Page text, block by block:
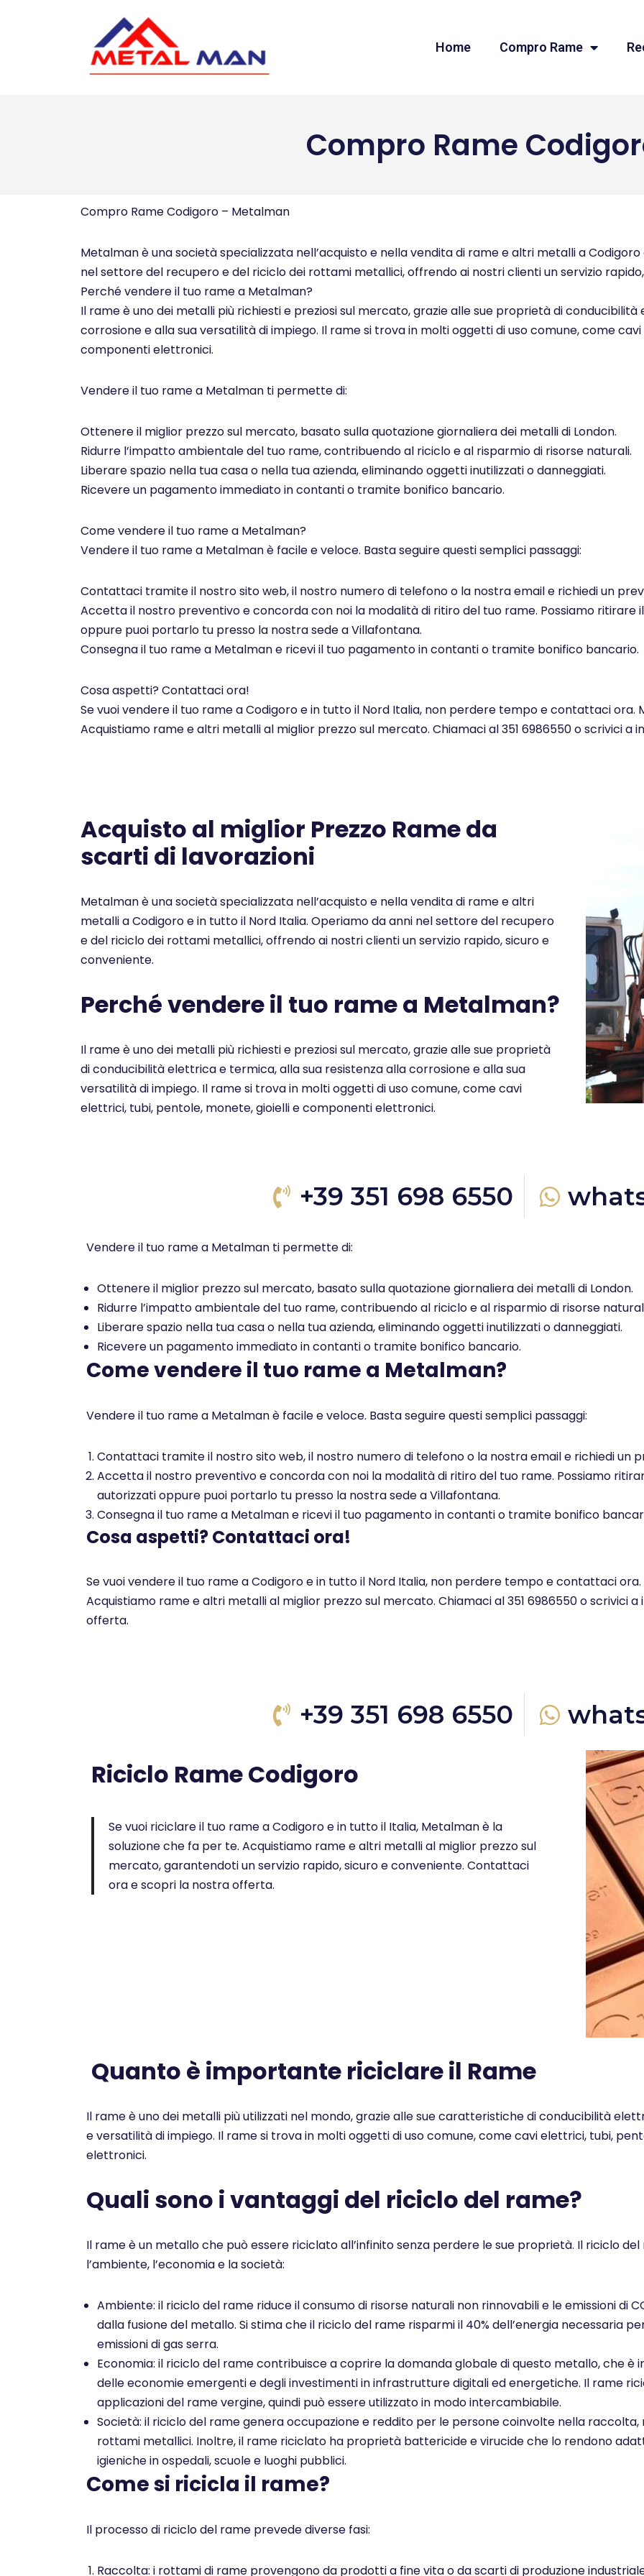
Home Compro Rame
Compro Rame
Compro Rame Codigoro – Metalman
Metalman è una società specializzata nell’acquisto e nella vendita di rame e altri metalli a
nel settore del recupero e del riciclo dei rottami metallici, offrendo ai nostri clienti un servizio
Perché vendere il tuo rame a Metalman?
Il rame è uno dei metalli più richiesti e preziosi sul mercato, grazie alle sue proprietà di
corrosione e alla sua versatilità di impiego. Il rame si trova in molti oggetti di uso comune, come
componenti elettronici.
Vendere il tuo rame a Metalman ti permette di:
Ottenere il miglior prezzo sul mercato, basato sulla quotazione giornaliera dei metalli di London.
Ridurre l’impatto ambientale del tuo rame, contribuendo al riciclo e al risparmio di risorse naturali.
Liberare spazio nella tua casa o nella tua azienda, eliminando oggetti inutilizzati o danneggiati.
Ricevere un pagamento immediato in contanti o tramite bonifico bancario.
Come vendere il tuo rame a Metalman?
Vendere il tuo rame a Metalman è facile e veloce. Basta seguire questi semplici passaggi:
Contattaci tramite il nostro sito web, il nostro numero di telefono o la nostra email e richiedi un
Accetta il nostro preventivo e concorda con noi la modalità di ritiro del tuo rame. Possiamo ritirare
oppure puoi portarlo tu presso la nostra sede a Villafontana.
Consegna il tuo rame a Metalman e ricevi il tuo pagamento in contanti o tramite bonifico bancario.
Cosa aspetti? Contattaci ora!
Se vuoi vendere il tuo rame a Codigoro e in tutto il Nord Italia, non perdere tempo e contattaci ora.
Acquistiamo rame e altri metalli al miglior prezzo sul mercato. Chiamaci al 351 6986550 o scrivici
Acquisto al miglior Prezzo Rame da
scarti di lavorazioni
Metalman è una società specializzata nell’acquisto e nella vendita di rame e altri
metalli a Codigoro e in tutto il Nord Italia. Operiamo da anni nel settore del recupero
e del riciclo dei rottami metallici, offrendo ai nostri clienti un servizio rapido, sicuro e
conveniente.
Perché vendere il tuo rame a Metalman?
Il rame è uno dei metalli più richiesti e preziosi sul mercato, grazie alle sue proprietà
di conducibilità elettrica e termica, alla sua resistenza alla corrosione e alla sua
versatilità di impiego. Il rame si trova in molti oggetti di uso comune, come cavi
elettrici, tubi, pentole, monete, gioielli e componenti elettronici.
+39 351 698 6550
Vendere il tuo rame a Metalman ti permette di:
Ottenere il miglior prezzo sul mercato, basato sulla quotazione giornaliera dei metalli di London.
Ridurre l’impatto ambientale del tuo rame, contribuendo al riciclo e al risparmio di risorse
Liberare spazio nella tua casa o nella tua azienda, eliminando oggetti inutilizzati o danneggiati.
Ricevere un pagamento immediato in contanti o tramite bonifico bancario.
Come vendere il tuo rame a Metalman?
Vendere il tuo rame a Metalman è facile e veloce. Basta seguire questi semplici passaggi:
Contattaci tramite il nostro sito web, il nostro numero di telefono o la nostra email e richiedi un
Accetta il nostro preventivo e concorda con noi la modalità di ritiro del tuo rame. Possiamo
autorizzati oppure puoi portarlo tu presso la nostra sede a Villafontana.
Consegna il tuo rame a Metalman e ricevi il tuo pagamento in contanti o tramite bonifico
Cosa aspetti? Contattaci ora!
Se vuoi vendere il tuo rame a Codigoro e in tutto il Nord Italia, non perdere tempo e contattaci
Acquistiamo rame e altri metalli al miglior prezzo sul mercato. Chiamaci al 351 6986550 o scrivici
offerta.
+39 351 698 6550
Riciclo Rame Codigoro
Se vuoi riciclare il tuo rame a Codigoro e in tutto il Italia, Metalman è la
soluzione che fa per te. Acquistiamo rame e altri metalli al miglior prezzo sul
mercato, garantendoti un servizio rapido, sicuro e conveniente. Contattaci
ora e scopri la nostra offerta.
Quanto è importante riciclare il Rame
Il rame è uno dei metalli più utilizzati nel mondo, grazie alle sue caratteristiche di conducibilità
e versatilità di impiego. Il rame si trova in molti oggetti di uso comune, come cavi elettrici, tubi,
elettronici.
Quali sono i vantaggi del riciclo del rame?
Il rame è un metallo che può essere riciclato all’infinito senza perdere le sue proprietà. Il riciclo
l’ambiente, l’economia e la società:
Ambiente: il riciclo del rame riduce il consumo di risorse naturali non rinnovabili e le emissioni di
dalla fusione del metallo. Si stima che il riciclo del rame risparmi il 40% dell’energia necessaria
emissioni di gas serra.
Economia: il riciclo del rame contribuisce a coprire la domanda globale di questo metallo, che
delle economie emergenti e degli investimenti in infrastrutture digitali ed energetiche. Il rame
applicazioni del rame vergine, quindi può essere utilizzato in modo intercambiabile.
Società: il riciclo del rame genera occupazione e reddito per le persone coinvolte nella
rottami metallici. Inoltre, il rame riciclato ha proprietà battericide e virucide che lo rendono
igieniche in ospedali, scuole e luoghi pubblici.
Come si ricicla il rame?
Il processo di riciclo del rame prevede diverse fasi:
Raccolta: i rottami di rame provengono da prodotti a fine vita o da scarti di produzione